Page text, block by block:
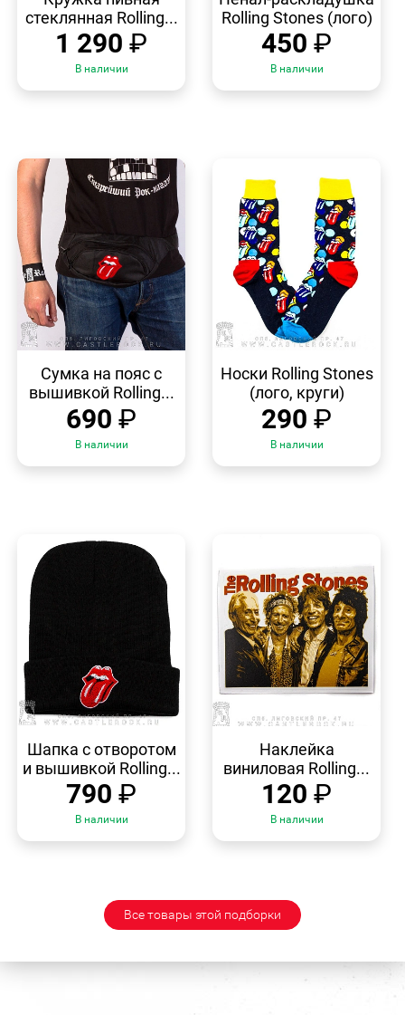
стеклянная Rolling...
1 290 ₽
В наличии
Rolling Stones (лого)
450 ₽
В наличии
ПРОСМОТР
Сумка на пояс с
вышивкой Rolling...
690 ₽
В наличии
ПРОСМОТР
Носки Rolling Stones
(лого, круги)
290 ₽
В наличии
ПРОСМОТР
Шапка с отворотом
и вышивкой Rolling...
790 ₽
В наличии
ПРОСМОТР
Наклейка
виниловая Rolling...
120 ₽
В наличии
Все товары этой подборки